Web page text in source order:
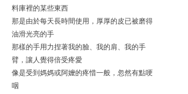
料庫裡的某些東西
那是由於每天長時間使用，厚厚的皮已被磨得
油滑光亮的手
那樣的手用力捏著我的臉、我的肩、我的手
臂，讓人覺得倍受疼愛
像是受到媽媽或阿嬤的疼惜一般，忽然有點哽
咽